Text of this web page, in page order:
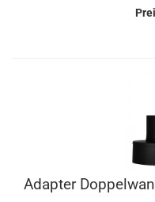
Adapter